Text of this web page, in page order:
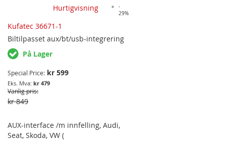
muligheten til å bruke
smarttelefonen din som en trådløs
fjernkontroll og interaksjoner med
Amazon Alexa skybasert
taletjeneste. Den digitale
lydprosessoren, Time Alignment og
lydjustering. KDC-BT760DAB har
langtidsminne, som gjør at radioen
ikke har behov for å settes opp på
nytt ved strømkutt (f.eks. ved bruk
Hurtigvisning
-
29%
Kufatec 36671-1
Biltilpasset aux/bt/usb-integrering
På Lager
Special Price kr 599
kr 479
Vanlig pris
kr 849
AUX-interface /m innfelling, Audi,
Seat, Skoda, VW (